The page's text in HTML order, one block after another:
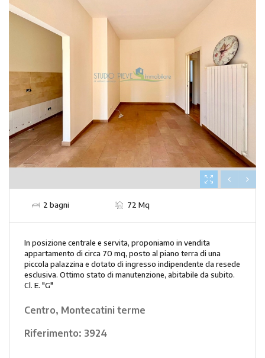
2 bagni 72 Mq
In posizione centrale e servita, proponiamo in vendita
appartamento di circa 70 mq, posto al piano terra di una
piccola palazzina e dotato di ingresso indipendente da resede
esclusiva. Ottimo stato di manutenzione, abitabile da subito.
Cl. E. "G"
Centro, Montecatini terme
Riferimento: 3924